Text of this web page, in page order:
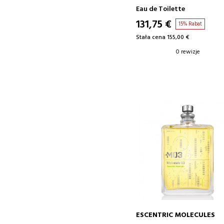
Eau de Toilette
131,75 € 15% Rabat
Stała cena 155,00 €
0 rewizje
ESCENTRIC MOLECULES